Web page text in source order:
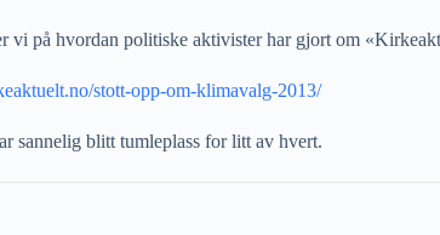
vi på hvordan politiske aktivister har gjort om
stott-opp-om-klimavalg-2013/
sannelig blitt tumleplass for litt av hvert.